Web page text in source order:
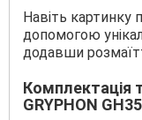
Навіть картинку
допомогою
додавши
Комплектація
GRYPHON GH35